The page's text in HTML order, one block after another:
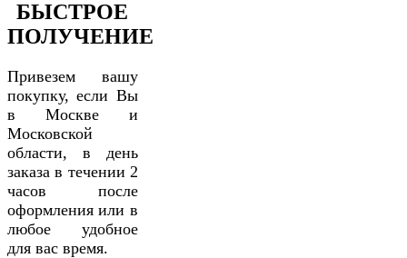
БЫСТРОЕ
ПОЛУЧЕНИЕ
Привезем вашу
покупку, если Вы
в Москве и
Московской
области, в день
заказа в течении 2
часов после
оформления или в
любое удобное
для вас время.